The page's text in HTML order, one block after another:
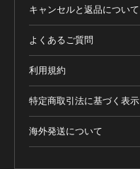
キャンセルと返品について
よくあるご質問
利用規約
特定商取引法に基づく表示
海外発送について